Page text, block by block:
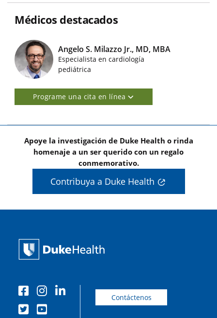
Médicos destacados
Imágenes de médicos destacados
Angelo S. Milazzo Jr., MD, MBA
Especialista en cardiología
pediátrica
Programe una cita en línea
Apoye la investigación de Duke Health o rinda
homenaje a un ser querido con un regalo
conmemorativo.
Contribuya a Duke Health
Contáctenos